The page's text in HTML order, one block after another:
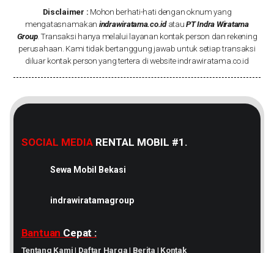
Disclaimer : Mohon berhati-hati dengan oknum yang
mengatasnamakan indrawiratama.co.idatauPT Indra Wiratama
Group. Transaksi hanya melalui layanan kontak person dan rekening
perusahaan. Kami tidak bertanggung jawab untuk setiap transaksi
diluar kontak person yang tertera di website indrawiratama.co.id
SOCIAL MEDIARENTAL MOBIL #1.
Sewa Mobil Bekasi
indrawiratamagroup
Bantuan Cepat :
Tentang Kami | Daftar Harga | Berita | Kontak